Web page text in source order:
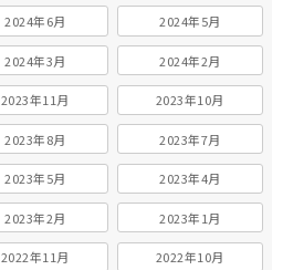
2024年6月 2024年5月
2024年3月 2024年2月
2023年11月 2023年10月
2023年8月 2023年7月
2023年5月 2023年4月
2023年2月 2023年1月
2022年11月 2022年10月